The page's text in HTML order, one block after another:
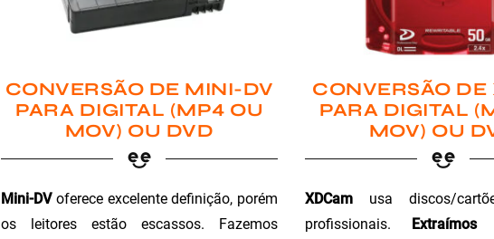
CONVERSÃO DE MINI-DV
PARA DIGITAL (MP4 OU
MOV) OU DVD
Mini-DVoferece excelente definição, porém
os leitores estão escassos. Fazemos
CONVERSÃO
PARA DIGITAL
MOV) OU
XDCam usa discos/
profissionais.